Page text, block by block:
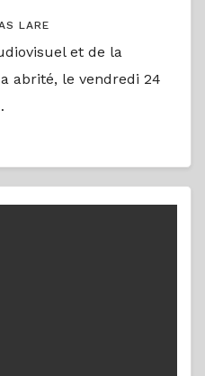
LARE
et de la
abrité, le vendredi 24